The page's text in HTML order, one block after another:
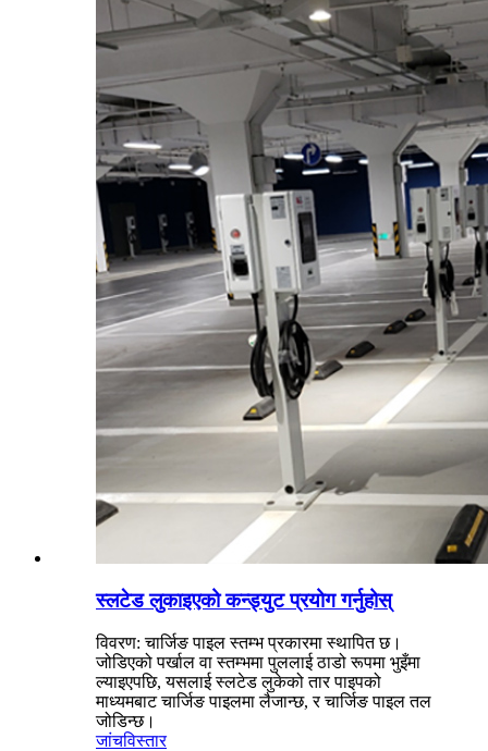
स्लटेड लुकाइएको कन्ड्युट प्रयोग गर्नुहोस्
विवरण: चार्जिङ पाइल स्तम्भ प्रकारमा स्थापित छ।
जोडिएको पर्खाल वा स्तम्भमा पुललाई ठाडो रूपमा भुइँमा
ल्याइएपछि, यसलाई स्लटेड लुकेको तार पाइपको
माध्यमबाट चार्जिङ पाइलमा लैजान्छ, र चार्जिङ पाइल तल
जोडिन्छ।
जांचविस्तार